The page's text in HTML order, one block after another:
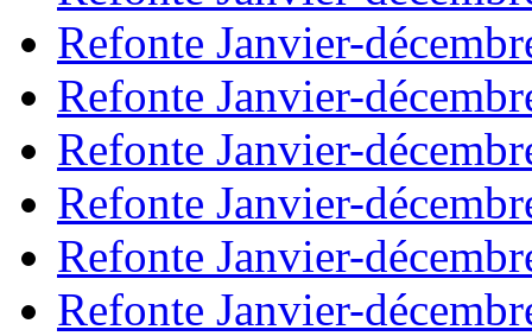
Refonte Janvier-
Refonte Janvier-
Refonte Janvier-
Refonte Janvier-
Refonte Janvier-
Refonte Janvier-